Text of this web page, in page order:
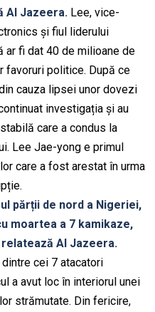
Al Jazeera. Lee, vice-
și fiul liderului
ar fi dat 40 de milioane de
favoruri politice. După ce
cauza lipsei unor dovezi
investigația și au
care a condus la
Lee Jae-yong e primul
care a fost arestat în urma
părții de nord a Nigeriei,
moartea a 7 kamikaze,
Al Jazeera.
cei 7 atacatori
a avut loc în interiorul unei
strămutate. Din fericire,